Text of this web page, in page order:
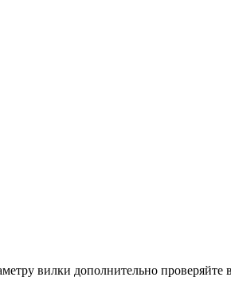
вилки дополнительно проверяйте